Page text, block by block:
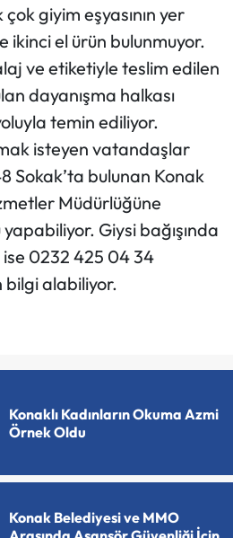
giyim eşyasının yer
ikinci el ürün bulunmuyor.
ve etiketiyle teslim edilen
dayanışma halkası
temin ediliyor.
isteyen vatandaşlar
Sokak’ta bulunan Konak
Müdürlüğüne
Giysi bağışında
0232 425 04 34
bilgi alabiliyor.
Konaklı Kadınların Okuma Azmi
Örnek Oldu
Konak Belediyesi ve MMO